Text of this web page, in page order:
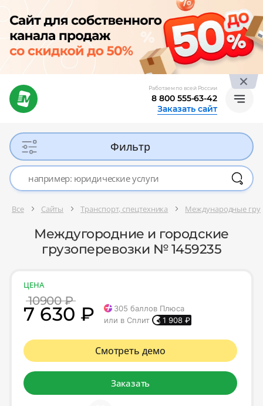
Работаем по всей России
8 800 555-63-42
Заказать сайт
Фильтр
Все Сайты Транспорт, спецтехника Международные
Междугородние и городские
грузоперевозки № 1459235
ЦЕНА
10900 ₽
7 630 ₽ 305 баллов Плюса
или в Сплит
1 908 ₽
Смотреть демо
Заказать